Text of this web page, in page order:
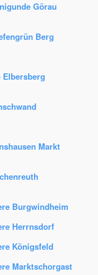
Görau
Berg
Markt
Burgwindheim
Herrnsdorf
Königsfeld
Marktschorgast